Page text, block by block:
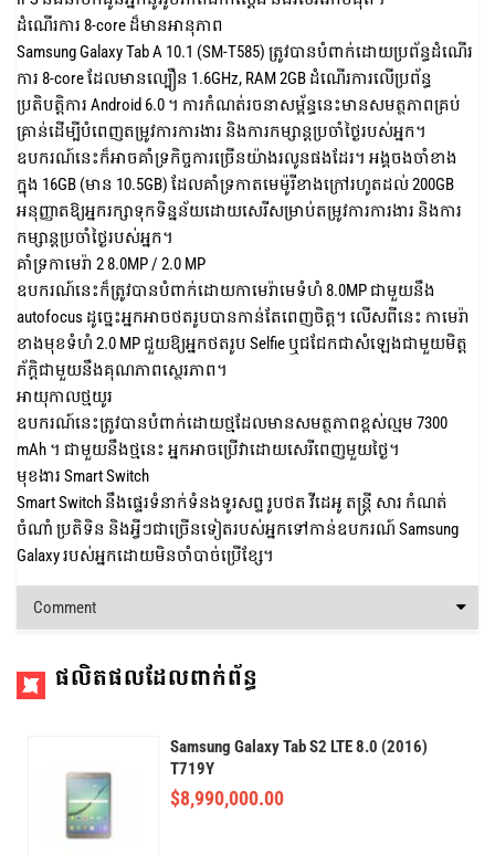
ដំណើរការ 8-core ដ៏មានអានុភាព
Samsung Galaxy Tab A 10.1 (SM-T585) ត្រូវបានបំពាក់ដោយប្រព័ន្ធដំណើរ
ការ 8-core ដែលមានល្បឿន 1.6GHz, RAM 2GB ដំណើរការលើប្រព័ន្ធ
ប្រតិបត្តិការ Android 6.0 ។ ការកំណត់​រចនាសម្ព័ន្ធ​នេះ​មាន​សមត្ថភាព​គ្រប់
គ្រាន់​ដើម្បី​បំពេញ​តម្រូវការ​ការងារ និង​ការកម្សាន្ត​ប្រចាំថ្ងៃ​របស់អ្នក។
ឧបករណ៍​នេះ​ក៏​អាច​គាំទ្រ​កិច្ចការ​ច្រើន​យ៉ាង​រលូន​ផងដែរ។ អង្គចងចាំខាង
ក្នុង 16GB (មាន 10.5GB) ដែលគាំទ្រកាតមេម៉ូរីខាងក្រៅរហូតដល់ 200GB
អនុញ្ញាតឱ្យអ្នករក្សាទុកទិន្នន័យដោយសេរីសម្រាប់តម្រូវការការងារ និងការ
កម្សាន្តប្រចាំថ្ងៃរបស់អ្នក។
គាំទ្រកាមេរ៉ា 2 8.0MP / 2.0 MP
ឧបករណ៍នេះក៏ត្រូវបានបំពាក់ដោយកាមេរ៉ាមេទំហំ 8.0MP ជាមួយនឹង
autofocus ដូច្នេះអ្នកអាចថតរូបបានកាន់តែពេញចិត្ត។ លើសពីនេះ កាមេរ៉ា
ខាងមុខទំហំ 2.0 MP ជួយឱ្យអ្នកថតរូប Selfie ឬជជែកជាសំឡេងជាមួយមិត្ត
ភ័ក្តិជាមួយនឹងគុណភាពស្ថេរភាព។
អាយុកាលថ្មយូរ
ឧបករណ៍នេះត្រូវបានបំពាក់ដោយថ្មដែលមានសមត្ថភាពខ្ពស់ល្មម 7300
mAh ។ ជាមួយនឹងថ្មនេះ អ្នកអាចប្រើវាដោយសេរីពេញមួយថ្ងៃ។
មុខងារ Smart Switch
Smart Switch នឹងផ្ទេរទំនាក់ទំនងទូរសព្ទ រូបថត វីដេអូ តន្ត្រី សារ កំណត់
ចំណាំ ប្រតិទិន និងអ្វីៗជាច្រើនទៀតរបស់អ្នកទៅកាន់ឧបករណ៍ Samsung
Galaxy របស់អ្នកដោយមិនចាំបាច់ប្រើខ្សែ។
Comment
ផលិតផលដែលពាក់ព័ន្ធ
Samsung Galaxy Tab S2 LTE 8.0 (2016)
T719Y
$8,990,000.00